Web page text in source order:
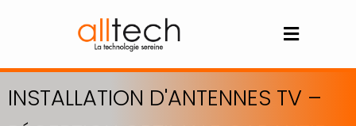
INSTALLATION D'ANTENNES TV –